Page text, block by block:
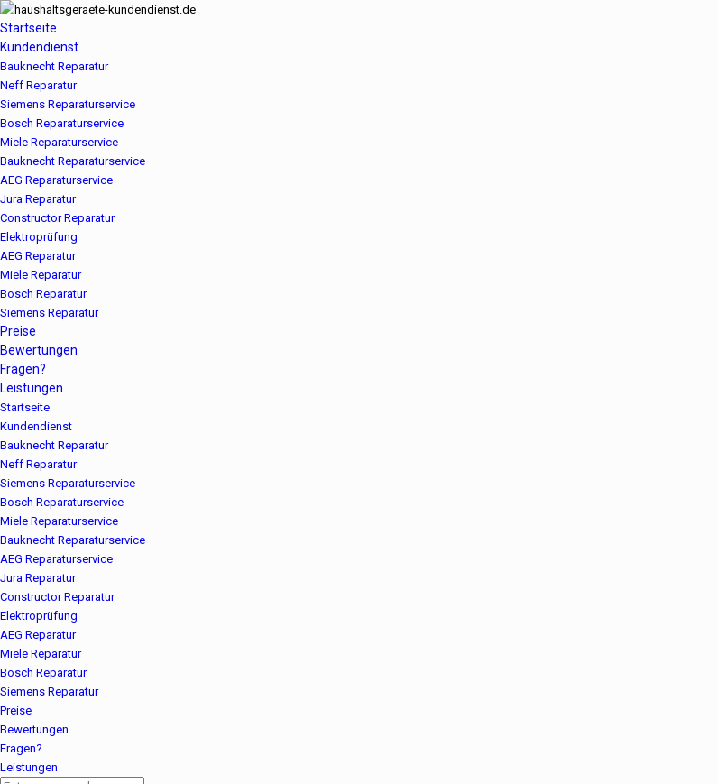
Startseite
Kundendienst
Bauknecht Reparatur
Neff Reparatur
Siemens Reparaturservice
Bosch Reparaturservice
Miele Reparaturservice
Bauknecht Reparaturservice
AEG Reparaturservice
Jura Reparatur
Constructor Reparatur
Elektroprüfung
AEG Reparatur
Miele Reparatur
Bosch Reparatur
Siemens Reparatur
Preise
Bewertungen
Fragen?
Leistungen
Startseite
Kundendienst
Bauknecht Reparatur
Neff Reparatur
Siemens Reparaturservice
Bosch Reparaturservice
Miele Reparaturservice
Bauknecht Reparaturservice
AEG Reparaturservice
Jura Reparatur
Constructor Reparatur
Elektroprüfung
AEG Reparatur
Miele Reparatur
Bosch Reparatur
Siemens Reparatur
Preise
Bewertungen
Fragen?
Leistungen